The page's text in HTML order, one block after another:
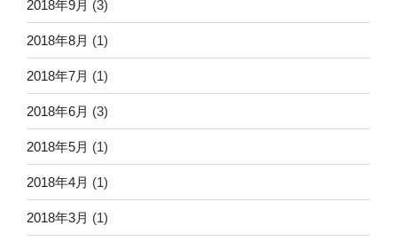
2018年9月 (3)
2018年8月 (1)
2018年7月 (1)
2018年6月 (3)
2018年5月 (1)
2018年4月 (1)
2018年3月 (1)